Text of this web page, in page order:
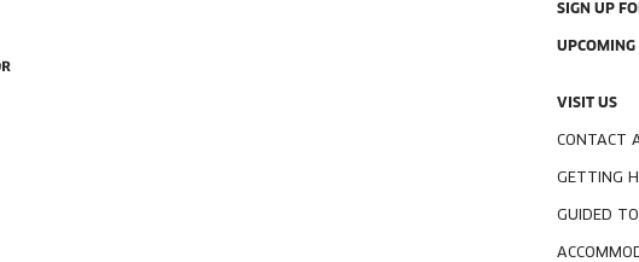
SIGN UP
UPCOMING
VISIT US
CONTACT
GETTING
GUIDED